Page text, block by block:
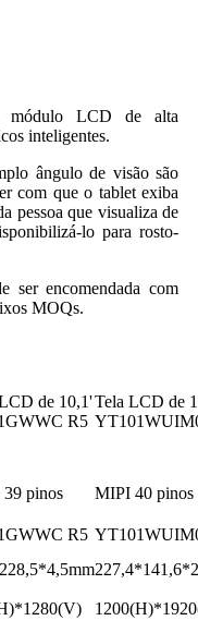
módulo LCD de alta
inteligentes.
ângulo de visão são
com que o tablet exiba
pessoa que visualiza de
lo para rosto-
ser encomendada com
MOQs.
de 10,1'
R5
Tela LCD de
pinos MIPI 40 pinos
R5